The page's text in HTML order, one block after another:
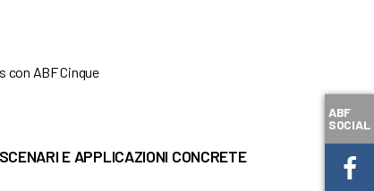
con ABF Cinque
E APPLICAZIONI CONCRETE
ABF
SOCIAL